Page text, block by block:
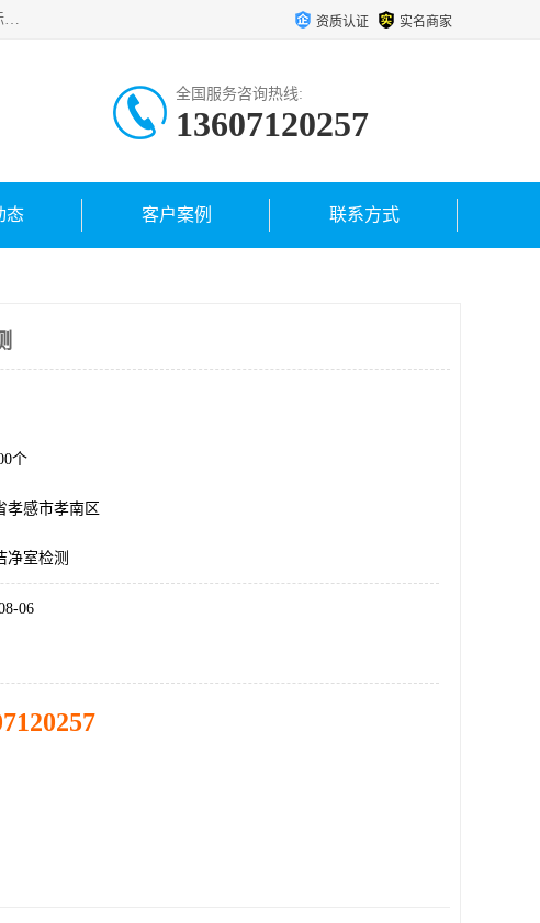
仪器仪表计量：压力表检测校准，燃气报警检测，可燃气体探测器检测，电磁流量计检测校准，明渠流量计检测，千斤顶检测标定，仪器校准，量具校准，仪表检测，仪器检测，计量设备校准；洁净室检测：洁净度检测，洁净厂房检测，无尘洁净室检测，悬浮粒子检测，*过滤器检测；安全阀校验：安全阀校验，安全阀检验，安全阀检测，安全阀年检，安全阀校正，安全阀校准； 资质认证 实名商家
全国服务咨询热线:
13607120257
态 客户案例 联系方式
个
孝感市孝南区
净室检测
06